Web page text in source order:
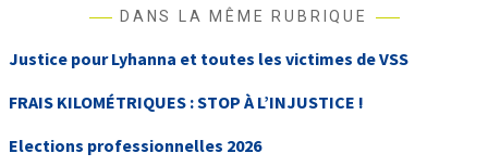
DANS LA MÊME RUBRIQUE
Justice pour Lyhanna et toutes les victimes de VSS
FRAIS KILOMÉTRIQUES : STOP À L’INJUSTICE !
Elections professionnelles 2026